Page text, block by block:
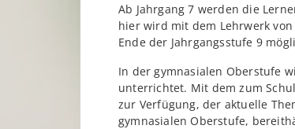
Ab Jahrgang 7 werden die
hier wird mit dem Lehrwerk
Ende der Jahrgangsstufe 9
In der gymnasialen Oberstufe
unterrichtet. Mit dem zum
zur Verfügung, der aktuelle
gymnasialen Oberstufe,